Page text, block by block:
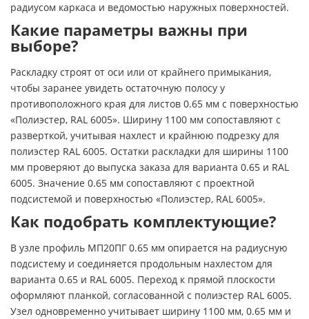
радиусом каркаса и ведомостью наружных поверхностей.
Какие параметры важны при
выборе?
Раскладку строят от оси или от крайнего примыкания,
чтобы заранее увидеть остаточную полосу у
противоположного края для листов 0.65 мм с поверхностью
«Полиэстер, RAL 6005». Ширину 1100 мм сопоставляют с
разверткой, учитывая нахлест и крайнюю подрезку для
полиэстер RAL 6005. Остатки раскладки для ширины 1100
мм проверяют до выпуска заказа для варианта 0.65 и RAL
6005. Значение 0.65 мм сопоставляют с проектной
подсистемой и поверхностью «Полиэстер, RAL 6005».
Как подобрать комплектующие?
В узле профиль МП20ПГ 0.65 мм опирается на радиусную
подсистему и соединяется продольным нахлестом для
варианта 0.65 и RAL 6005. Переход к прямой плоскости
оформляют планкой, согласованной с полиэстер RAL 6005.
Узел одновременно учитывает ширину 1100 мм, 0.65 мм и